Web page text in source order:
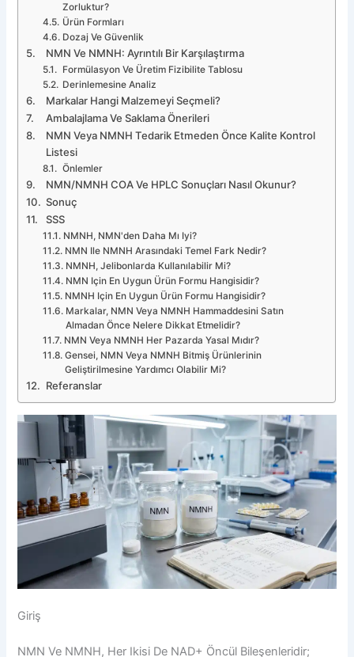
Zorluktur?
Ürün Formları
Dozaj Ve Güvenlik
NMN Ve NMNH: Ayrıntılı Bir Karşılaştırma
Formülasyon Ve Üretim Fizibilite Tablosu
Derinlemesine Analiz
Markalar Hangi Malzemeyi Seçmeli?
Ambalajlama Ve Saklama Önerileri
NMN Veya NMNH Tedarik Etmeden Önce Kalite Kontrol
Listesi
Önlemler
NMN/NMNH COA Ve HPLC Sonuçları Nasıl Okunur?
Sonuç
SSS
NMNH, NMN'den Daha Mı Iyi?
NMN Ile NMNH Arasındaki Temel Fark Nedir?
NMNH, Jelibonlarda Kullanılabilir Mi?
NMN Için En Uygun Ürün Formu Hangisidir?
NMNH Için En Uygun Ürün Formu Hangisidir?
Markalar, NMN Veya NMNH Hammaddesini Satın
Almadan Önce Nelere Dikkat Etmelidir?
NMN Veya NMNH Her Pazarda Yasal Mıdır?
Gensei, NMN Veya NMNH Bitmiş Ürünlerinin
Geliştirilmesine Yardımcı Olabilir Mi?
Referanslar
Giriş
NMN Ve NMNH, Her Ikisi De NAD+ Öncül Bileşenleridir;